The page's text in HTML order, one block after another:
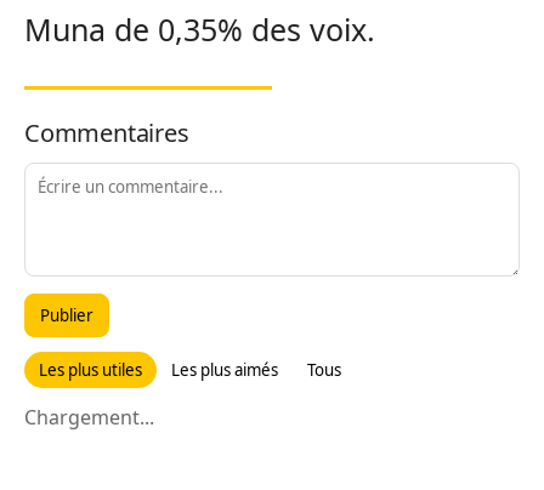
Muna de 0,35% des voix.
Commentaires
Publier
Les plus utiles Les plus aimés Tous
Chargement...